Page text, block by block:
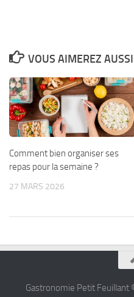
VOUS AIMEREZ
Comment bien organiser ses
repas pour la semaine ?
27 MARS 2026
Gastronomie Petit Feuillant